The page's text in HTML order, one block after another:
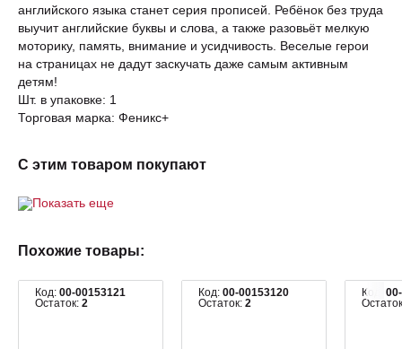
английского языка станет серия прописей. Ребёнок без труда
выучит английские буквы и слова, а также разовьёт мелкую
моторику, память, внимание и усидчивость. Веселые герои
на страницах не дадут заскучать даже самым активным
детям!
Шт. в упаковке: 1
Торговая марка: Феникс+
С этим товаром покупают
Показать еще
Похожие товары:
Код: 00-00153121
Остаток: 2
Код: 00-00153120
Остаток: 2
Код: